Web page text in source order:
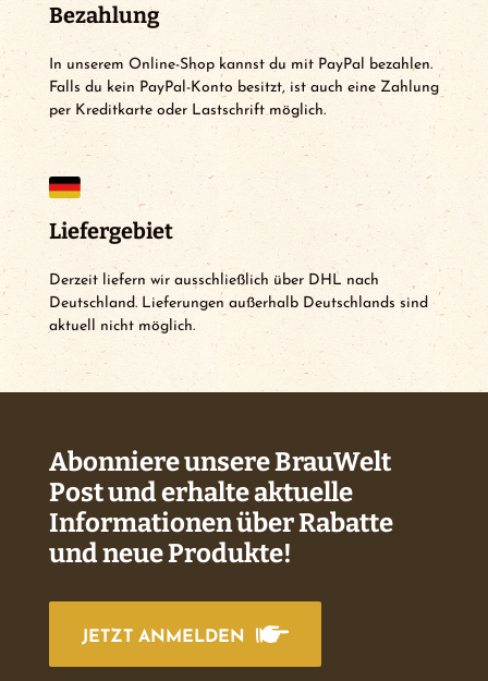
Bezahlung
In unserem Online-Shop kannst du mit PayPal bezahlen.
Falls du kein PayPal-Konto besitzt, ist auch eine Zahlung
per Kreditkarte oder Lastschrift möglich.
Liefergebiet
Derzeit liefern wir ausschließlich über DHL nach
Deutschland. Lieferungen außerhalb Deutschlands sind
aktuell nicht möglich.
Abonniere unsere BrauWelt
Post und erhalte aktuelle
Informationen über Rabatte
und neue Produkte!
JETZT ANMELDEN